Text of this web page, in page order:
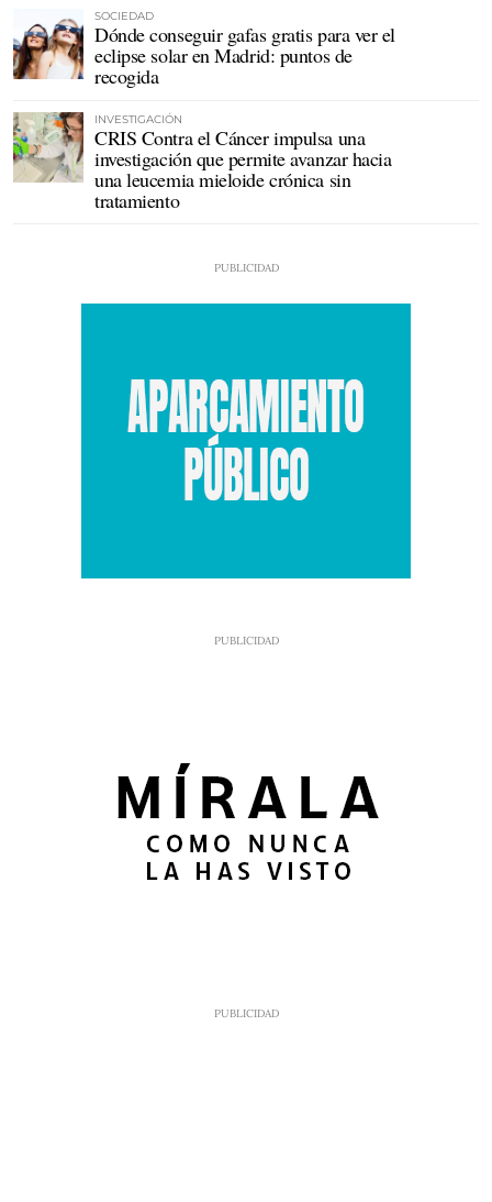
SOCIEDAD
Dónde conseguir gafas gratis para ver el
eclipse solar en Madrid: puntos de
recogida
INVESTIGACIÓN
CRIS Contra el Cáncer impulsa una
investigación que permite avanzar hacia
una leucemia mieloide crónica sin
tratamiento